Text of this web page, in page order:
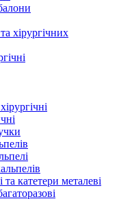
хірургічних
та катетери металеві